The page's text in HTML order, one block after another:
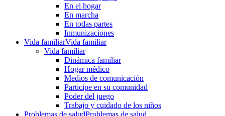
En el hogar
En marcha
En todas partes
Inmunizaciones
Vida familiarVida familiar
Vida familiar
Dinámica familiar
Hogar médico
Medios de comunicación
Participe en su comunidad
Poder del juego
Trabajo y cuidado de los niños
Problemas de saludProblemas de salud